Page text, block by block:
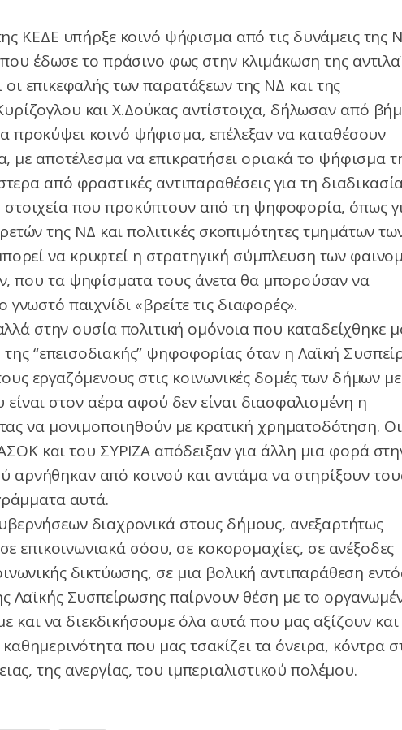
ΚΕΔΕ υπήρξε κοινό ψήφισμα από τις δυνάμεις της
έδωσε το πράσινο φως στην κλιμάκωση της
οι επικεφαλής των παρατάξεων της ΝΔ και της
και Χ.Δούκας αντίστοιχα, δήλωσαν από
προκύψει κοινό ψήφισμα, επέλεξαν να καταθέσουν
με αποτέλεσμα να επικρατήσει οριακά το ψήφισμα
από φραστικές αντιπαραθέσεις για τη
που προκύπτουν από τη ψηφοφορία, όπως
της ΝΔ και πολιτικές σκοπιμότητες τμημάτων
να κρυφτεί η στρατηγική σύμπλευση των
που τα ψηφίσματα τους άνετα θα μπορούσαν να
παιχνίδι «βρείτε τις διαφορές».
στην ουσία πολιτική ομόνοια που καταδείχθηκε
της “επεισοδιακής” ψηφοφορίας όταν η Λαϊκή
εργαζόμενους στις κοινωνικές δομές των δήμων με
στον αέρα αφού δεν είναι διασφαλισμένη η
να μονιμοποιηθούν με κρατική χρηματοδότηση. Οι
και του ΣΥΡΙΖΑ απόδειξαν για άλλη μια φορά
αρνήθηκαν από κοινού και αντάμα να στηρίξουν
αυτά.
διαχρονικά στους δήμους, ανεξαρτήτως
επικοινωνιακά σόου, σε κοκορομαχίες, σε ανέξοδες
δικτύωσης, σε μια βολική αντιπαράθεση
Λαϊκής Συσπείρωσης παίρνουν θέση με το
και να διεκδικήσουμε όλα αυτά που μας αξίζουν
που μας τσακίζει τα όνειρα, κόντρα
της ανεργίας, του ιμπεριαλιστικού πολέμου.